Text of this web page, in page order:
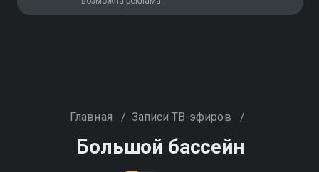
Главная / Записи ТВ-эфиров /
Большой бассейн